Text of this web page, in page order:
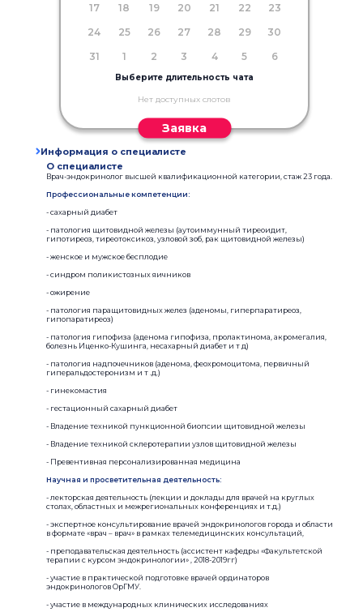
17
18 19 20 21 22
23
24
25 26 27 28 29
30
31
1 2 3 4 5 6
Выберите длительность чата
Нет доступных слотов
Заявка
Информация о специалисте
О специалисте
Врач-эндокринолог высшей квалификационной категории, стаж 23 года.
Профессиональные компетенции:
- сахарный диабет
- патология щитовидной железы (аутоиммунный тиреоидит,
гипотиреоз, тиреотоксикоз, узловой зоб, рак щитовидной железы)
- женское и мужское бесплодие
- синдром поликистозных яичников
- ожирение
- патология паращитовидных желез (аденомы, гиперпаратиреоз,
гипопаратиреоз)
- патология гипофиза (аденома гипофиза, пролактинома, акромегалия,
болезнь Иценко-Кушинга, несахарный диабет и т д)
- патология надпочечников (аденома, феохромоцитома, первичный
гиперальдостеронизм и т .д.)
- гинекомастия
- гестационный сахарный диабет
- Владение техникой пункционной биопсии щитовидной железы
- Владение техникой склеротерапии узлов щитовидной железы
- Превентивная персонализированная медицина
Научная и просветительная деятельность:
- лекторская деятельность (лекции и доклады для врачей на круглых
столах, областных и межрегиональных конференциях и т.д.)
- экспертное консультирование врачей эндокринологов города и области
в формате «врач – врач» в рамках телемедицинских консультаций,
- преподавательская деятельность (ассистент кафедры «Факультетской
терапии с курсом эндокринологии» , 2018-2019гг)
- участие в практической подготовке врачей ординаторов
эндокринологов ОрГМУ.
- участие в международных клинических исследованиях